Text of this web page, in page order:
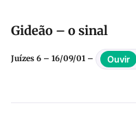
Gideão – o sinal
Juízes 6 – 16/09/01 – Ouvir